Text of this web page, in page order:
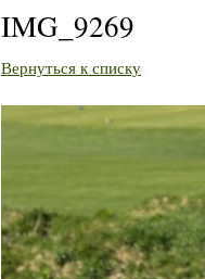
IMG_9269
Вернуться к списку